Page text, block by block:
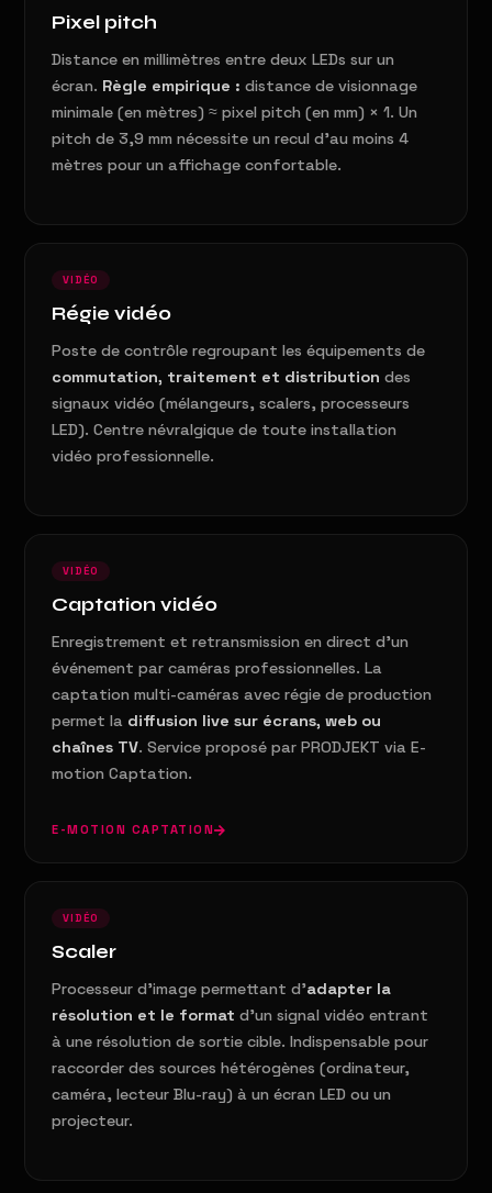
Pixel pitch
Distance en millimètres entre deux LEDs sur un
écran. Règle empirique : distance de visionnage
minimale (en mètres) ≈ pixel pitch (en mm) × 1. Un
pitch de 3,9 mm nécessite un recul d'au moins 4
mètres pour un affichage confortable.
VIDÉO
Régie vidéo
Poste de contrôle regroupant les équipements de
commutation, traitement et distribution des
signaux vidéo (mélangeurs, scalers, processeurs
LED). Centre névralgique de toute installation
vidéo professionnelle.
VIDÉO
Captation vidéo
Enregistrement et retransmission en direct d'un
événement par caméras professionnelles. La
captation multi-caméras avec régie de production
permet la diffusion live sur écrans, web ou
chaînes TV. Service proposé par PRODJEKT via E-
motion Captation.
E-MOTION CAPTATION
VIDÉO
Scaler
Processeur d'image permettant d'adapter la
résolution et le format d'un signal vidéo entrant
à une résolution de sortie cible. Indispensable pour
raccorder des sources hétérogènes (ordinateur,
caméra, lecteur Blu-ray) à un écran LED ou un
projecteur.